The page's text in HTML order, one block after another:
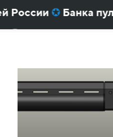
✪Банка
пистолета